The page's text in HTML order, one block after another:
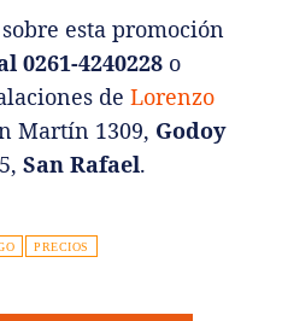
esta promoción
0261-4240228 o
de Lorenzo
Martín 1309, Godoy
San Rafael.
PRECIOS